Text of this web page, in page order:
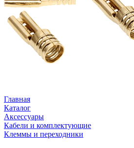
Главная
Каталог
Аксессуары
Кабели и комплектующие
Клеммы и переходники